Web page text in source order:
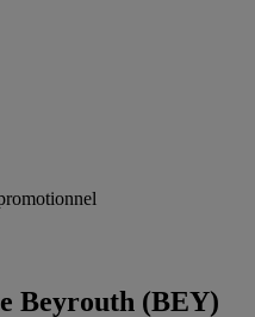
Beyrouth (BEY)